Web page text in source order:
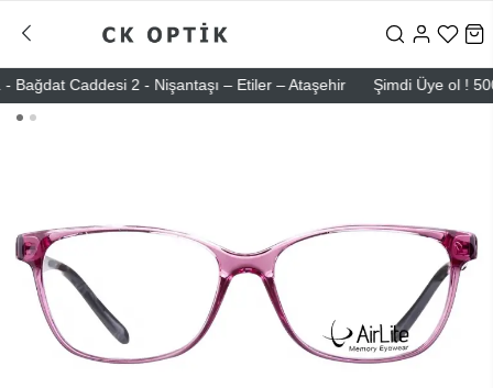
Caddesi 2 - Nişantaşı – Etiler – Ataşehir Şimdi Üye ol ! 5000